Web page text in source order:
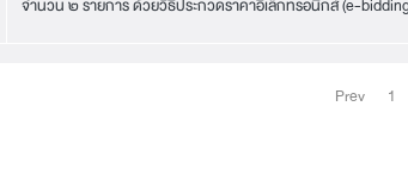
จำนวน ๒ รายการ ด้วยวิธีประกวดราคาอิเล็กทรอนิกส์ (e-
Prev 1